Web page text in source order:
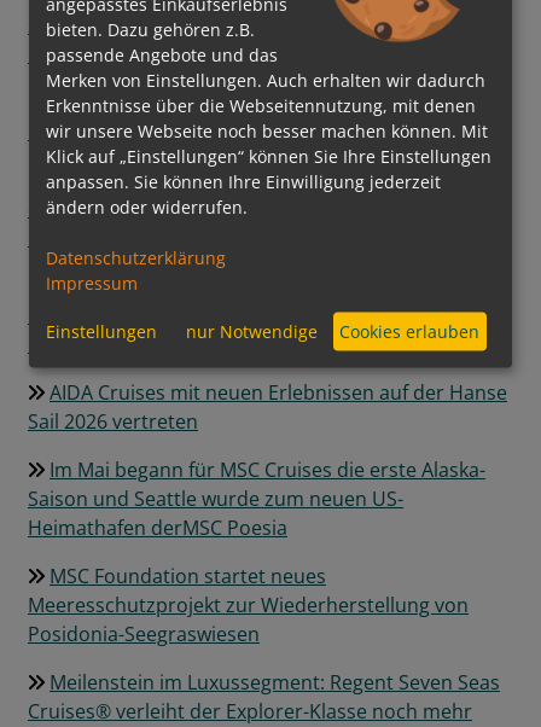
setzt auf digitale Steuerung und grüne
Energiequellen
Regent Seven Seas Cruises® hebt Pâtisserie auf
neues Level
Grüner Kurs auf See: Mein Schiff InTUItion-Klasse
erweitert die Nutzung alternativer Kraftstoffe um
Ein neuer Meilenstein der Luxusschifffahrt:
EXPLORA III feierlich getauft und bereit für die
Ozeane
AIDA Cruises mit neuen Erlebnissen auf der Hanse
Sail 2026 vertreten
Im Mai begann für MSC Cruises die erste Alaska-
Saison und Seattle wurde zum neuen US-
Heimathafen derMSC Poesia
MSC Foundation startet neues
Meeresschutzprojekt zur Wiederherstellung von
Posidonia-Seegraswiesen
Meilenstein im Luxussegment: Regent Seven Seas
Cruises® verleiht der Explorer-Klasse noch mehr
bieten. Dazu gehören z.B.
passende Angebote und das
Merken von Einstellungen. Auch erhalten wir dadurch
Erkenntnisse über die Webseitennutzung, mit denen
wir unsere Webseite noch besser machen können. Mit
Klick auf „Einstellungen“ können Sie Ihre Einstellungen
anpassen. Sie können Ihre Einwilligung jederzeit
ändern oder widerrufen.
Datenschutzerklärung
Impressum
Einstellungen nur Notwendige Cookies erlauben